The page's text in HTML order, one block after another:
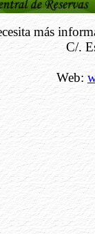
más
C/.
Web: